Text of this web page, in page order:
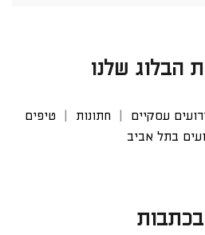
הבלוג שלנו
עסקיים חתונות
טיפים
בתל אביב
בכתבות